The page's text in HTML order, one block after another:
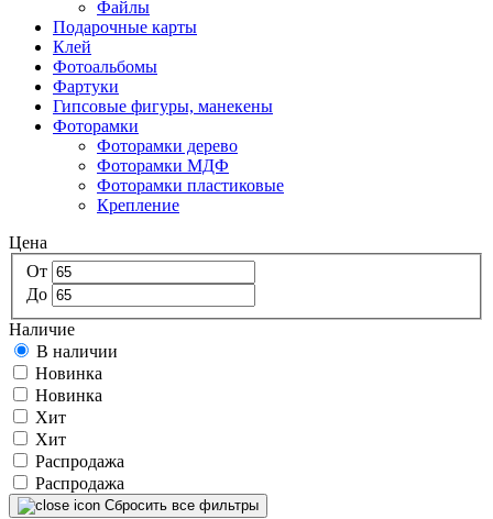
Файлы
Подарочные карты
Клей
Фотоальбомы
Фартуки
Гипсовые фигуры, манекены
Фоторамки
Фоторамки дерево
Фоторамки МДФ
Фоторамки пластиковые
Крепление
Цена
От
До
Наличие
В наличии
Новинка
Новинка
Хит
Хит
Распродажа
Распродажа
Сбросить все фильтры